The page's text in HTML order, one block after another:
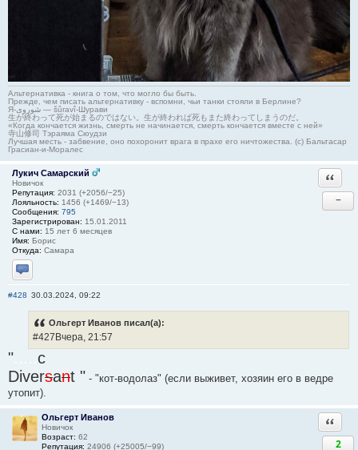
Альтернативка - книга о том, что могло бы быть.
Прежде, чем писать альтернативку - вспомни, чьи танки стояли в Берлине?
Я-شوروی — šûravî-Шурави
生が終わって死が始まるのではない。生が終われば死もまた終わってしまうのだ。
«Когда кончается жизнь, смерть не начинается, смерть кончается вместе с ней»
寺山修司 Тэраяма Сюудзи
Лучшая месть - забвение, оно похоронит врага в прахе его ничтожества. (с) Бальтасар
Грасиан-и-Моралес
Лукич Самарский
Новичок
Репутация: 2031 (+2056/−25)
Лояльность: 1456 (+1469/−13)
Сообщения: 795
Зарегистрирован: 15.01.2011
С нами: 15 лет 6 месяцев
Имя: Борис
Откуда: Самара
Отправить личное сообщение
−
#428 30.03.2024, 09:22
Ольгерт Иванов писал(а):
#427Вчера, 21:57
"
c
Diversant " - "кот-водолаз" (если выживет, хозяин его в ведре
утопит).
Ольгерт Иванов
Новичок
Возраст: 62
Репутация: 24906 (+25005/−99)
2